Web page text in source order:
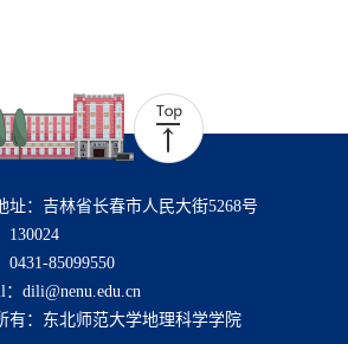
址：吉林省长春市人民大街5268号
130024
0431-85099550
：dili@nenu.edu.cn
有：东北师范大学地理科学学院